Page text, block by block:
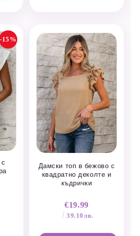
-15%
Дамски топ в бежово с
квадратно деколте и
къдрички
€19.99
39.10лв.